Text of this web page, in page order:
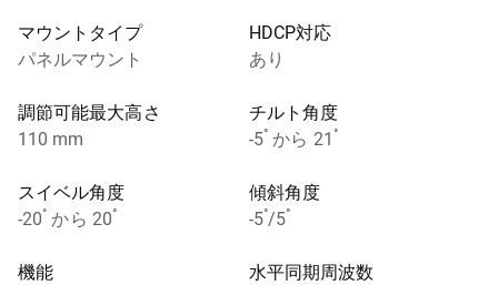
マウントタイプ
パネルマウント
HDCP対応
あり
調節可能最大高さ
110 mm
チルト角度
-5° から 21 °
スイベル角度
-20° から 20°
傾斜角度
-5°/5°
機能
水平同期周波数